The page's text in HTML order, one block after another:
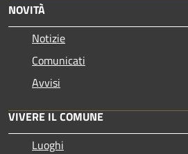
NOVITÀ
Notizie
Comunicati
Avvisi
VIVERE IL COMUNE
Luoghi